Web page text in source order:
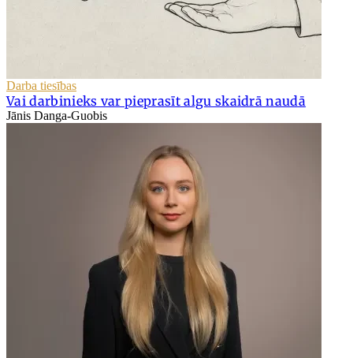
Darba tiesības
Vai darbinieks var pieprasīt algu skaidrā naudā
Jānis Danga-Guobis